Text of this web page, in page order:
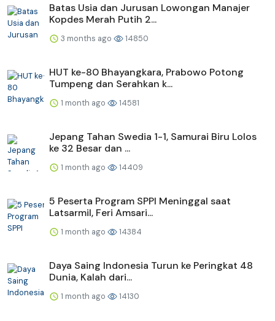
Batas Usia dan Jurusan Lowongan Manajer
Kopdes Merah Putih 2...
3 months ago 14850
HUT ke-80 Bhayangkara, Prabowo Potong
Tumpeng dan Serahkan k...
1 month ago 14581
Jepang Tahan Swedia 1-1, Samurai Biru Lolos
ke 32 Besar dan ...
1 month ago 14409
5 Peserta Program SPPI Meninggal saat
Latsarmil, Feri Amsari...
1 month ago 14384
Daya Saing Indonesia Turun ke Peringkat 48
Dunia, Kalah dari...
1 month ago 14130